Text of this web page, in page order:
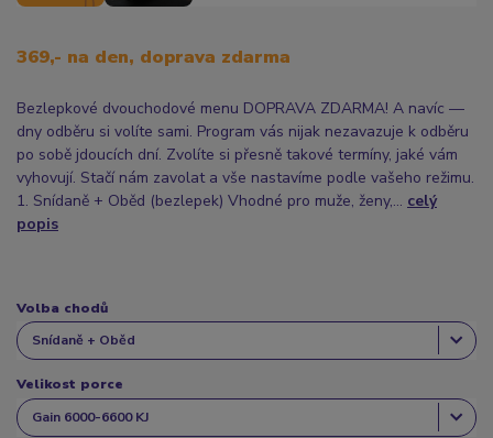
369,- na den, doprava zdarma
Bezlepkové dvouchodové menu DOPRAVA ZDARMA! A navíc —
dny odběru si volíte sami. Program vás nijak nezavazuje k odběru
po sobě jdoucích dní. Zvolíte si přesně takové termíny, jaké vám
vyhovují. Stačí nám zavolat a vše nastavíme podle vašeho režimu.
1. Snídaně + Oběd (bezlepek) Vhodné pro muže, ženy,... celý
popis
Volba chodů
Velikost porce